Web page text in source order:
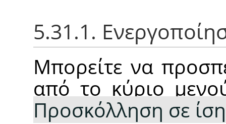
5.31.1.
Μπορείτε να
από το κύριο
Προσκόλληση σε